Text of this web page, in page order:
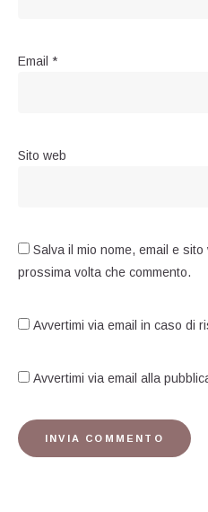
Email *
Sito web
Salva il mio nome, email e
prossima volta che commento.
Avvertimi via email in caso di
Avvertimi via email alla